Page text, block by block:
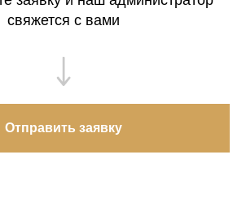
свяжется с вами
Отправить заявку